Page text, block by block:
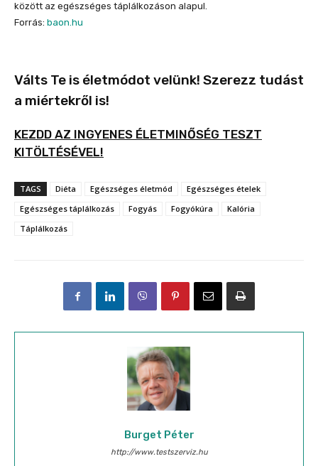
között az egészséges táplálkozáson alapul.
Forrás: baon.hu
Válts Te is életmódot velünk! Szerezz tudást
a miértekről is!
KEZDD AZ INGYENES ÉLETMINŐSÉG TESZT
KITÖLTÉSÉVEL!
TAGS Diéta Egészséges életmód
Egészséges ételek
Egészséges táplálkozás
Fogyás Fogyókúra
Kalória
Táplálkozás
Burget Péter
http://www.testszerviz.hu